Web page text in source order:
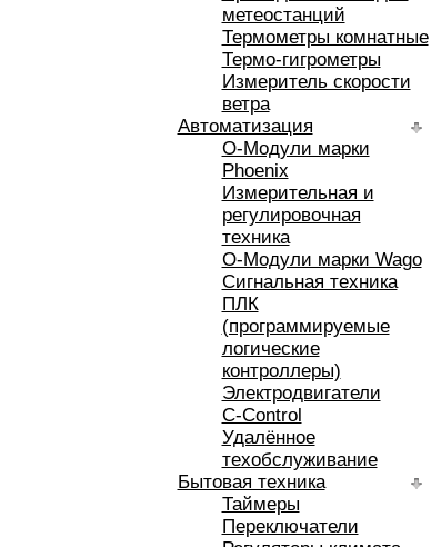
метеостанций
Термометры комнатные
Термо-гигрометры
Измеритель скорости
ветра
Автоматизация
O-Модули марки
Phoenix
Измерительная и
регулировочная
техника
O-Модули марки Wago
Сигнальная техника
ПЛК
(программируемые
логические
контроллеры)
Электродвигатели
C-Control
Удалённое
техобслуживание
Бытовая техника
Таймеры
Переключатели